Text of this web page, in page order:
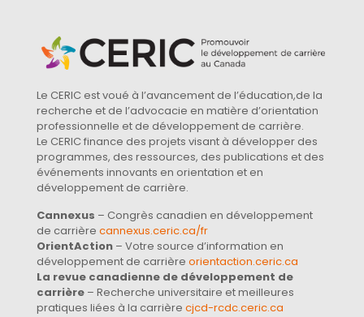
Le CERIC est voué à l’avancement de l’éducation,de la
recherche et de l’advocacie en matière d’orientation
professionnelle et de développement de carrière.
Le CERIC finance des projets visant à développer des
programmes, des ressources, des publications et des
événements innovants en orientation et en
développement de carrière.
Cannexus – Congrès canadien en développement
de carrière cannexus.ceric.ca/fr
OrientAction – Votre source d’information en
développement de carrière orientaction.ceric.ca
La revue canadienne de développement de
carrière – Recherche universitaire et meilleures
pratiques liées à la carrière cjcd-rcdc.ceric.ca